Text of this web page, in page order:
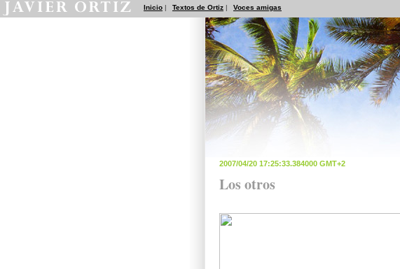
Inicio | Textos de Ortiz | Voces amigas
2007/04/20 17:25:33.384000 GMT+2
Los otros